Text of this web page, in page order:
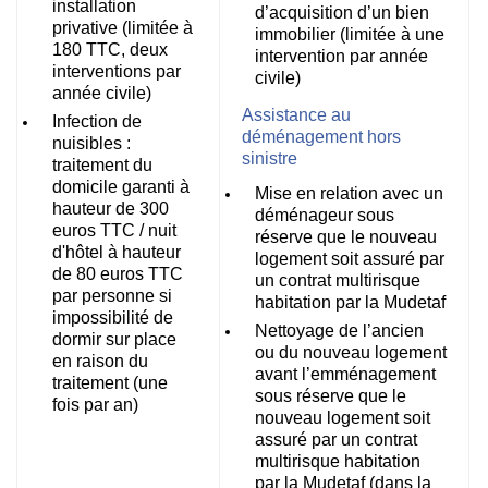
installation
privative (limitée à
180 TTC, deux
interventions par
année civile)
Infection de
nuisibles :
traitement du
domicile garanti à
hauteur de 300
euros TTC / nuit
d'hôtel à hauteur
de 80 euros TTC
par personne si
impossibilité de
dormir sur place
en raison du
traitement (une
fois par an)
d’acquisition d’un bien
immobilier (limitée à une
intervention par année
civile)
Assistance au
déménagement hors
sinistre
Mise en relation avec un
déménageur sous
réserve que le nouveau
logement soit assuré par
un contrat multirisque
habitation par la Mudetaf
Nettoyage de l’ancien
ou du nouveau logement
avant l’emménagement
sous réserve que le
nouveau logement soit
assuré par un contrat
multirisque habitation
par la Mudetaf (dans la